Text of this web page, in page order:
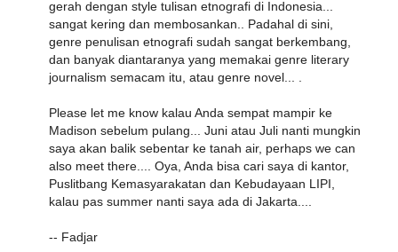
gerah dengan style tulisan etnografi di Indonesia...
sangat kering dan membosankan.. Padahal di sini,
genre penulisan etnografi sudah sangat berkembang,
dan banyak diantaranya yang memakai genre literary
journalism semacam itu, atau genre novel... .
Please let me know kalau Anda sempat mampir ke
Madison sebelum pulang... Juni atau Juli nanti mungkin
saya akan balik sebentar ke tanah air, perhaps we can
also meet there.... Oya, Anda bisa cari saya di kantor,
Puslitbang Kemasyarakatan dan Kebudayaan LIPI,
kalau pas summer nanti saya ada di Jakarta....
-- Fadjar